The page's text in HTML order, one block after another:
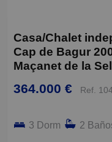
Casa/Chalet
Cap de Bagur
Maçanet de la
364.000 € Ref.
3 Dorm 2